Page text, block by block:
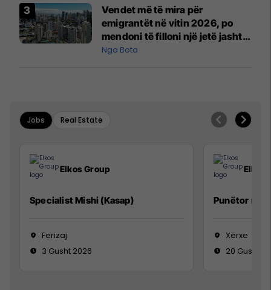
Vendet më të mira për
emigrantët në vitin 2026, po
mendoni të filloni një jetë jashtë
vendit?
Nga Bota
Jobs Real Estate
Elkos Group
Specialist Mishi (Kasap)
Ferizaj
3 Gusht 2026
Elkos
Punëtor në
Xërxe
20 Gusht